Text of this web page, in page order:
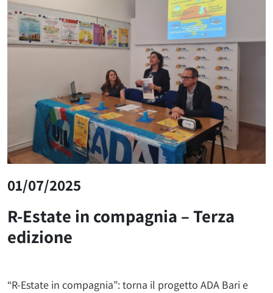
01/07/2025
R-Estate in compagnia – Terza
edizione
“R-Estate in compagnia”: torna il progetto ADA Bari e